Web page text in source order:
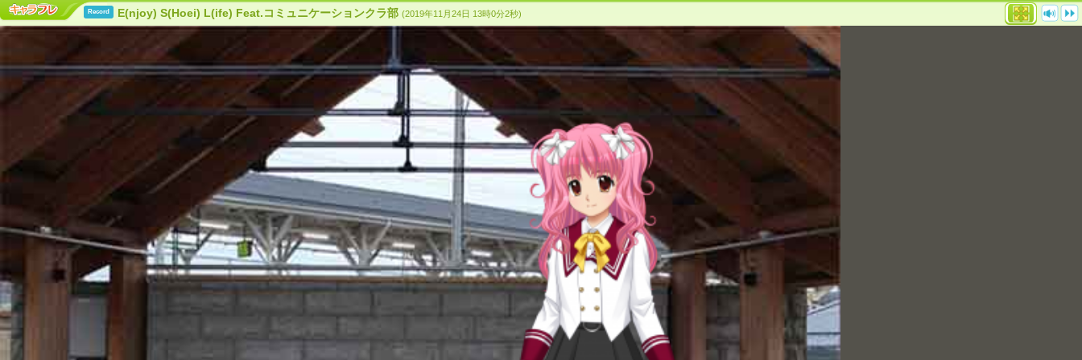
logo
Record
E(njoy) S(Hoei) L(ife) Feat.コミュニケーションクラ部 (2019年11月24日 13時0分2秒)